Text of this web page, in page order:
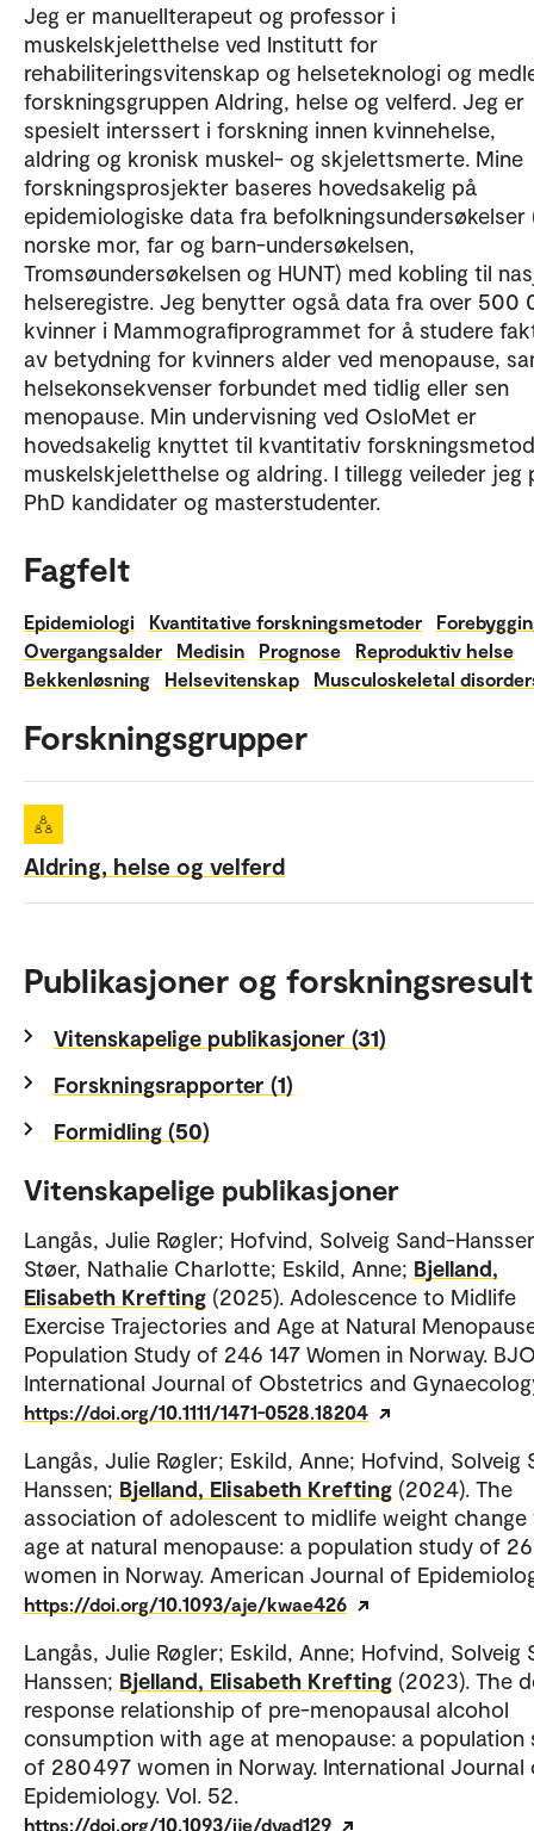
Jeg er manuellterapeut og professor i
muskelskjeletthelse ved Institutt for
rehabiliteringsvitenskap og helseteknologi og
forskningsgruppen Aldring, helse og velferd. Jeg er
spesielt interssert i forskning innen kvinnehelse,
aldring og kronisk muskel- og skjelettsmerte. Mine
forskningsprosjekter baseres hovedsakelig på
epidemiologiske data fra befolkningsundersøkelser
norske mor, far og barn-undersøkelsen,
Tromsøundersøkelsen og HUNT) med kobling til
helseregistre. Jeg benytter også data fra over 500
kvinner i Mammografiprogrammet for å studere
av betydning for kvinners alder ved menopause,
helsekonsekvenser forbundet med tidlig eller sen
menopause. Min undervisning ved OsloMet er
hovedsakelig knyttet til kvantitativ
muskelskjeletthelse og aldring. I tillegg veileder jeg
PhD kandidater og masterstudenter.
Fagfelt
Epidemiologi Kvantitative forskningsmetoder
Overgangsalder
Medisin Prognose
Reproduktiv helse
Bekkenløsning
Helsevitenskap Musculoskeletal
Forskningsgrupper
Aldring, helse og velferd
Publikasjoner og
Vitenskapelige publikasjoner (31)
Forskningsrapporter (1)
Formidling (50)
Vitenskapelige publikasjoner
Langås, Julie Røgler; Hofvind, Solveig Sand-
Støer, Nathalie Charlotte; Eskild, Anne; Bjelland,
Elisabeth Krefting (2025). Adolescence to Midlife
Exercise Trajectories and Age at Natural
Population Study of 246 147 Women in Norway.
International Journal of Obstetrics and
https://doi.org/10.1111/1471-0528.18204
Langås, Julie Røgler; Eskild, Anne; Hofvind, Solveig
Hanssen; Bjelland, Elisabeth Krefting (2024). The
association of adolescent to midlife weight
age at natural menopause: a population study of
women in Norway. American Journal of
https://doi.org/10.1093/aje/kwae426
Langås, Julie Røgler; Eskild, Anne; Hofvind, Solveig
Hanssen; Bjelland, Elisabeth Krefting (2023). The
response relationship of pre-menopausal alcohol
consumption with age at menopause: a population
of 280 497 women in Norway. International Journal
Epidemiology. Vol. 52.
https://doi.org/10.1093/ije/dyad129